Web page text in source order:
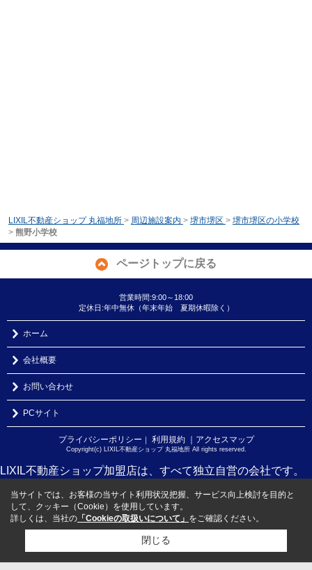
LIXIL不動産ショップ 丸福地所 > 周辺施設案内 > 堺市堺区 > 堺市堺区の小学校
> 熊野小学校
ページトップに戻る
営業時間:9:00～18:00
定休日:年中無休（年末年始 夏期休暇除く）
ホーム
会社概要
お問い合わせ
PCサイト
プライバシーポリシー ｜ 利用規約 ｜アクセスマップ
Copyright(c) LIXIL不動産ショップ 丸福地所 All rights reserved.
LIXIL不動産ショップ加盟店は、すべて独立自営の会社です。
当サイトでは、お客様の当サイト利用状況把握、サービス向上検討を目的と
して、クッキー（Cookie）を使用しています。
詳しくは、当社の 「Cookieの取扱いについて」 をご確認ください。
閉じる